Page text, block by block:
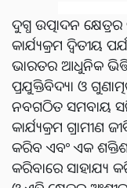
ଦୁଗ୍ଧ ଉତ୍ପାଦନ
କାର୍ଯ୍ୟକ୍ରମ ଦ୍ୱିତୀୟ
ଭାରତର ଆଧୁନିକ
ପ୍ରଯୁକ୍ତିବିଦ୍ୟା ଓ
ନବଗଠିତ ସମବାୟ
କାର୍ଯ୍ୟକ୍ରମ ଗ୍ରାମୀଣ
କରିବ ଏବଂ ଏକ
କରିବାରେ ସାହାଯ୍ୟ